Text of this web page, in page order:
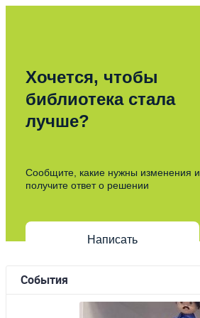
Хочется, чтобы
библиотека стала
лучше?
Сообщите, какие нужны изменения и
получите ответ о решении
Написать